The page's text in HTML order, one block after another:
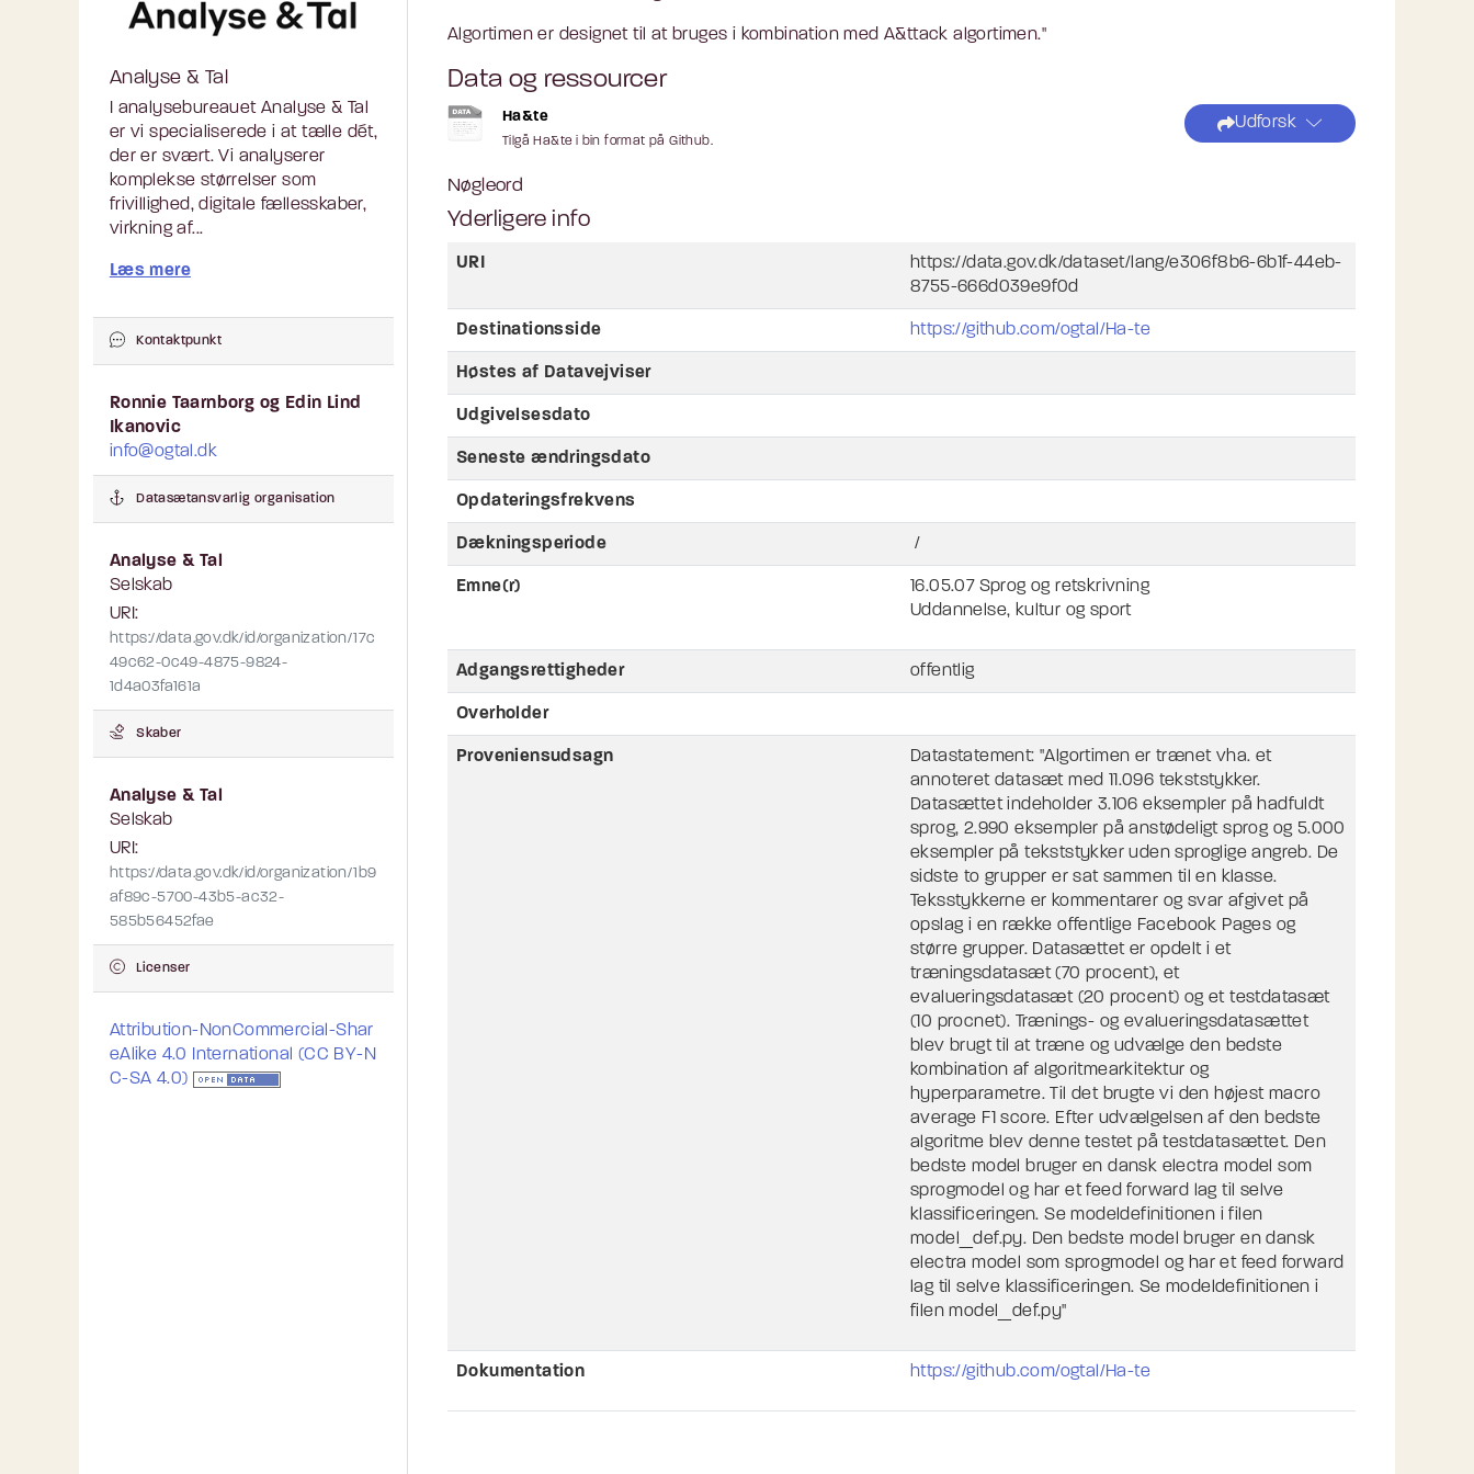
Analyse & Tal
I analysebureauet Analyse & Tal
er vi specialiserede i at tælle dét,
der er svært. Vi analyserer
komplekse størrelser som
frivillighed, digitale fællesskaber,
virkning af...
Læs mere
Kontaktpunkt
Ronnie Taarnborg og Edin Lind
Ikanovic
info@ogtal.dk
Datasætansvarlig organisation
Analyse & Tal
Selskab
URI:
https://data.gov.dk/id/organization/17c
49c62-0c49-4875-9824-
1d4a03fa161a
Skaber
Analyse & Tal
Selskab
URI:
https://data.gov.dk/id/organization/1b9
af89c-5700-43b5-ac32-
585b56452fae
Licenser
Attribution-NonCommercial-Shar
eAlike 4.0 International (CC BY-N
C-SA 4.0)
Algortimen er designet til at bruges i kombination med A&ttack algortimen."
Data og ressourcer
Ha&te
Tilgå Ha&te i bin format på Github.
Udforsk
Nøgleord
Yderligere info
URI
https://data.gov.dk/dataset/lang/e306f8b6-6b1f-44eb-
8755-666d039e9f0d
Destinationsside https://github.com/ogtal/Ha-te
Høstes af Datavejviser
Udgivelsesdato
Seneste ændringsdato
Opdateringsfrekvens
Dækningsperiode /
Emne(r)
16.05.07 Sprog og retskrivning
Uddannelse, kultur og sport
Adgangsrettigheder offentlig
Overholder
Proveniensudsagn
Datastatement: "Algortimen er trænet vha. et
annoteret datasæt med 11.096 tekststykker.
Datasættet indeholder 3.106 eksempler på hadfuldt
sprog, 2.990 eksempler på anstødeligt sprog og 5.000
eksempler på tekststykker uden sproglige angreb. De
sidste to grupper er sat sammen til en klasse.
Teksstykkerne er kommentarer og svar afgivet på
opslag i en række offentlige Facebook Pages og
større grupper. Datasættet er opdelt i et
træningsdatasæt (70 procent), et
evalueringsdatasæt (20 procent) og et testdatasæt
(10 procnet). Trænings- og evalueringsdatasættet
blev brugt til at træne og udvælge den bedste
kombination af algoritmearkitektur og
hyperparametre. Til det brugte vi den højest macro
average F1 score. Efter udvælgelsen af den bedste
algoritme blev denne testet på testdatasættet. Den
bedste model bruger en dansk electra model som
sprogmodel og har et feed forward lag til selve
klassificeringen. Se modeldefinitionen i filen
model_def.py. Den bedste model bruger en dansk
electra model som sprogmodel og har et feed forward
lag til selve klassificeringen. Se modeldefinitionen i
filen model_def.py"
Dokumentation https://github.com/ogtal/Ha-te